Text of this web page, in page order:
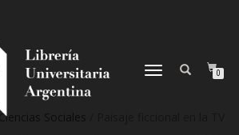
NAVEGACIÓN
0
Ciencias Sociales